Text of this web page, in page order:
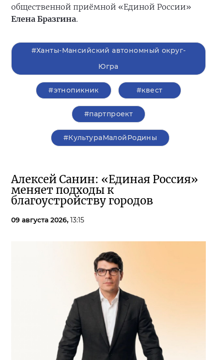
общественной приёмной «Единой России»
Елена Бразгина.
#Ханты-Мансийский автономный округ-
Югра
#этнопикник #квест
#партпроект
#КультураМалойРодины
Алексей Санин: «Единая Россия»
меняет подходы к
благоустройству городов
09 августа 2026, 13:15